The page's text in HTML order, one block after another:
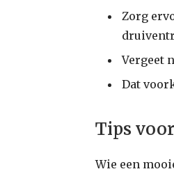
Zorg
Vergeet
Dat
Tips
Wie een